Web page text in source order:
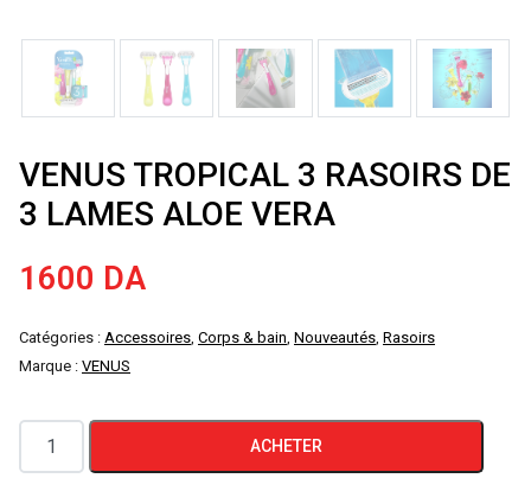
VENUS TROPICAL 3 RASOIRS DE
3 LAMES ALOE VERA
1600 DA
Catégories : Accessoires, Corps & bain, Nouveautés, Rasoirs
Marque : VENUS
quantité
de
ACHETER